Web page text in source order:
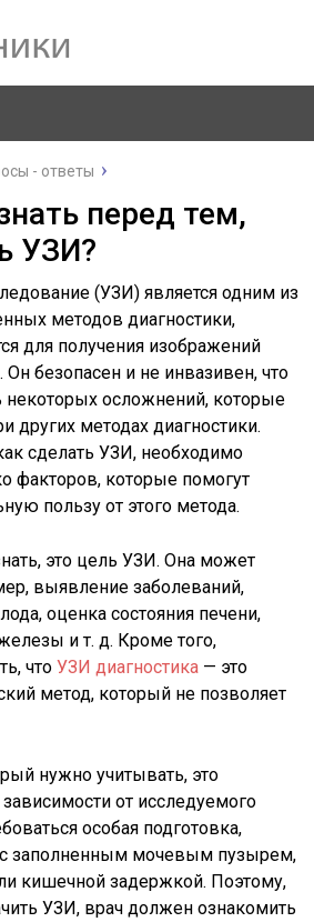
- ответы
перед тем,
УЗИ?
(УЗИ) является одним из
методов диагностики,
для получения изображений
Он безопасен и не инвазивен, что
некоторых осложнений, которые
других методах диагностики.
сделать УЗИ, необходимо
факторов, которые помогут
пользу от этого метода.
это цель УЗИ. Она может
выявление заболеваний,
оценка состояния печени,
и т. д. Кроме того,
чтоУЗИ диагностика — это
метод, который не позволяет
нужно учитывать, это
от исследуемого
особая подготовка,
с заполненным мочевым пузырем,
кишечной задержкой. Поэтому,
УЗИ, врач должен ознакомить